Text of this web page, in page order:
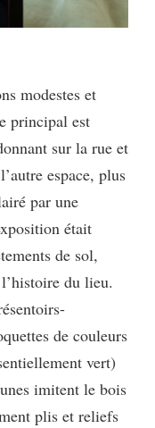
modestes et
principal est
sur la rue et
espace, plus
par une
était
de sol,
du lieu.
de couleurs
vert)
imitent le bois
plis et reliefs